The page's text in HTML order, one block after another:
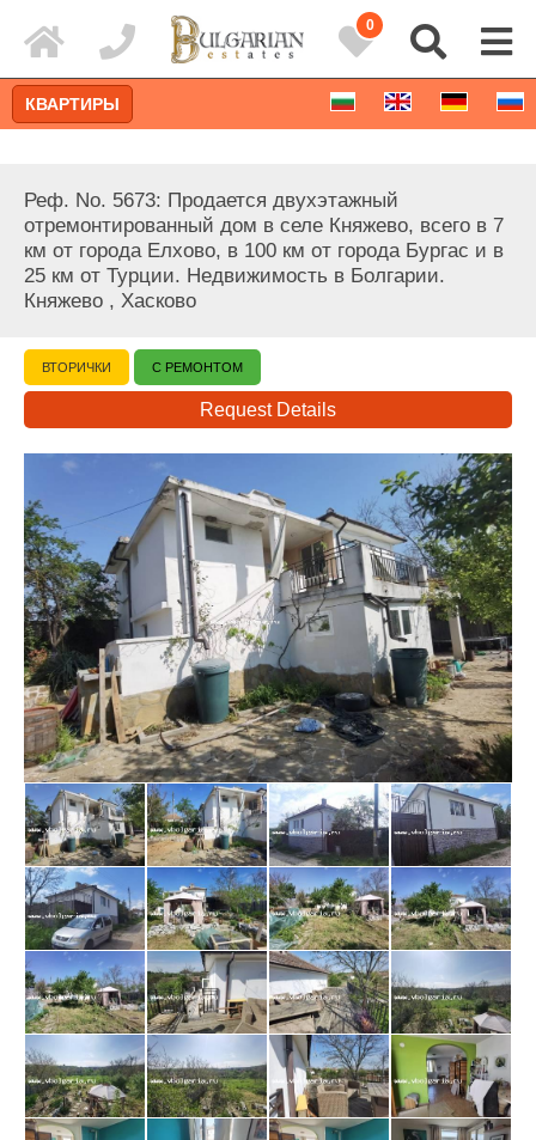
0
КВАРТИРЫ
Реф. No. 5673: Продается двухэтажный
отремонтированный дом в селе Княжево, всего в 7
км от города Елхово, в 100 км от города Бургас и в
25 км от Турции. Недвижимость в Болгарии.
Княжево , Хасково
ВТОРИЧКИ С РЕМОНТОМ
Request Details